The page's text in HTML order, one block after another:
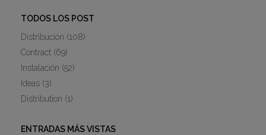
TODOS LOS POST
Distribución (108)
Contract (69)
Instalación (52)
Ideas (3)
Distribution (1)
ENTRADAS MÁS VISTAS